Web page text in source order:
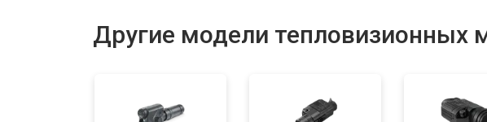
Другие модели тепловизионных